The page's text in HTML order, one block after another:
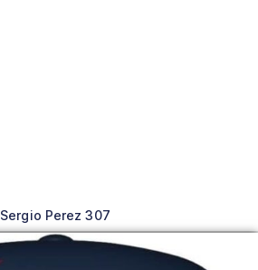
Sergio Perez 307